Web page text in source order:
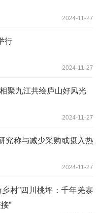
2024-11-27
行
2024-11-27
聚九江共绘庐山好风光
2024-11-27
究称与减少采购或摄入热
2024-11-27
村”四川桃坪：千年羌寨
”